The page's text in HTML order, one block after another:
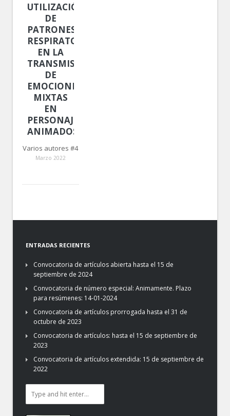
UTILIZACIÓN
DE
PATRONES
RESPIRATORIOS
EN LA
TRANSMISIÓN
DE
EMOCIONES
MIXTAS
EN
PERSONAJES
ANIMADOS
Varios autores #4
Marzo 2022
ENTRADAS RECIENTES
Convocatoria de artículos abierta hasta el 15 de
septiembre de 2024
Convocatoria de número especial: Animamente. Plazo
para resúmenes: 14-01-2024
Convocatoria de artículos prorrogada hasta el 31 de
octubre de 2023
Convocatoria de artículos: hasta el 15 de septiembre de
2023
Convocatoria de artículos extendida: 15 de septiembre de
2022